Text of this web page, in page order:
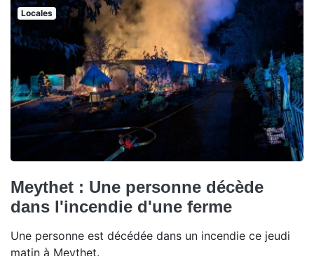
Locales
Meythet : Une personne décède
dans l'incendie d'une ferme
Une personne est décédée dans un incendie ce jeudi
matin à Meythet.